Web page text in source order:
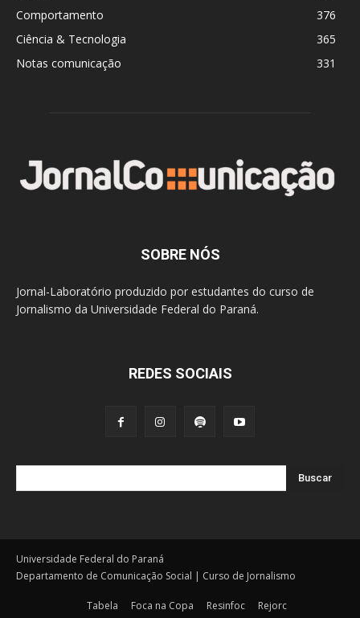
Comportamento
376
Ciência & Tecnologia
365
Notas comunicação
331
SOBRE NÓS
Jornal-Laboratório produzido por estudantes do curso de
Jornalismo da Universidade Federal do Paraná.
REDES SOCIAIS
Buscar
Universidade Federal do Paraná
Departamento de Comunicação Social | Curso de Jornalismo
Tabela Foca na Copa Resinfoc Rejorc